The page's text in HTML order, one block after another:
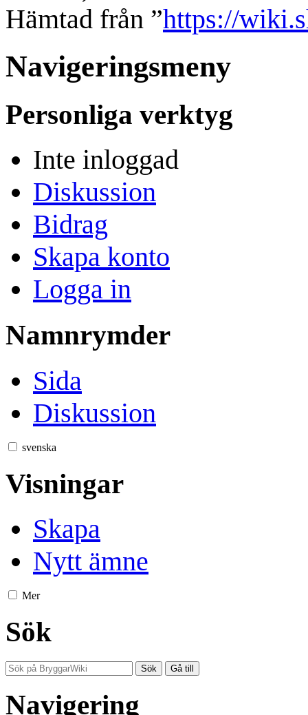
Hämtad från ”https://
Navigeringsmeny
Personliga verktyg
Inte inloggad
Diskussion
Bidrag
Skapa konto
Logga in
Namnrymder
Sida
Diskussion
svenska
Visningar
Skapa
Nytt ämne
Mer
Sök
Navigering